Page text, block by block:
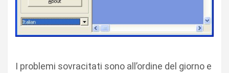
I problemi sovracitati sono all’ordine del giorno e